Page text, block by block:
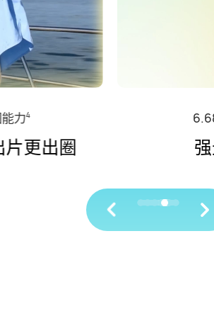
6.68" 超高亮臻彩屏6
强光清晰可见